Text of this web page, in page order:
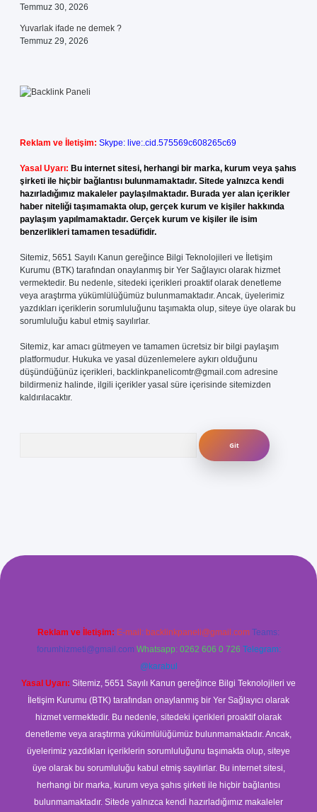
Temmuz 30, 2026
Yuvarlak ifade ne demek ?
Temmuz 29, 2026
Reklam ve İletişim: Skype: live:.cid.575569c608265c69
Yasal Uyarı: Bu internet sitesi, herhangi bir marka, kurum veya şahıs
şirketi ile hiçbir bağlantısı bulunmamaktadır. Sitede yalnızca kendi
hazırladığımız makaleler paylaşılmaktadır. Burada yer alan içerikler
haber niteliği taşımamakta olup, gerçek kurum ve kişiler hakkında
paylaşım yapılmamaktadır. Gerçek kurum ve kişiler ile isim
benzerlikleri tamamen tesadüfidir.
Sitemiz, 5651 Sayılı Kanun gereğince Bilgi Teknolojileri ve İletişim
Kurumu (BTK) tarafından onaylanmış bir Yer Sağlayıcı olarak hizmet
vermektedir. Bu nedenle, sitedeki içerikleri proaktif olarak denetleme
veya araştırma yükümlülüğümüz bulunmamaktadır. Ancak, üyelerimiz
yazdıkları içeriklerin sorumluluğunu taşımakta olup, siteye üye olarak bu
sorumluluğu kabul etmiş sayılırlar.
Sitemiz, kar amacı gütmeyen ve tamamen ücretsiz bir bilgi paylaşım
platformudur. Hukuka ve yasal düzenlemelere aykırı olduğunu
düşündüğünüz içerikleri, backlinkpanelicomtr@gmail.com adresine
bildirmeniz halinde, ilgili içerikler yasal süre içerisinde sitemizden
kaldırılacaktır.
betexper güvenilir mi
Reklam ve İletişim: E-mail: backlinkpaneli@gmail.com Teams:
forumhizmeti@gmail.com Whatsapp: 0262 606 0 726 Telegram:
@karabul
Yasal Uyarı: Sitemiz, 5651 Sayılı Kanun gereğince Bilgi Teknolojileri ve
İletişim Kurumu (BTK) tarafından onaylanmış bir Yer Sağlayıcı olarak
hizmet vermektedir. Bu nedenle, sitedeki içerikleri proaktif olarak
denetleme veya araştırma yükümlülüğümüz bulunmamaktadır. Ancak,
üyelerimiz yazdıkları içeriklerin sorumluluğunu taşımakta olup, siteye
üye olarak bu sorumluluğu kabul etmiş sayılırlar. Bu internet sitesi,
herhangi bir marka, kurum veya şahıs şirketi ile hiçbir bağlantısı
bulunmamaktadır. Sitede yalnızca kendi hazırladığımız makaleler